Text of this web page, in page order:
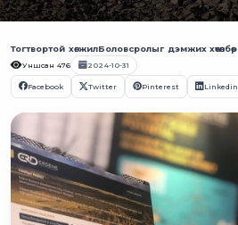
Тогтвортой хөгжилБоловсролыг дэмжих хөтөлбөр
Уншсан 476 2024-10-31
Facebook Twitter Pinterest Linkedin